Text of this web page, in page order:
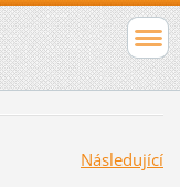
Následující